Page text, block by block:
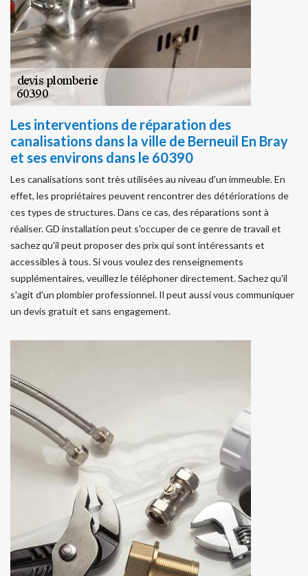
Les interventions de réparation des
canalisations dans la ville de Berneuil En Bray
et ses environs dans le 60390
Les canalisations sont très utilisées au niveau d'un immeuble. En
effet, les propriétaires peuvent rencontrer des détériorations de
ces types de structures. Dans ce cas, des réparations sont à
réaliser. GD installation peut s'occuper de ce genre de travail et
sachez qu'il peut proposer des prix qui sont intéressants et
accessibles à tous. Si vous voulez des renseignements
supplémentaires, veuillez le téléphoner directement. Sachez qu'il
s'agit d'un plombier professionnel. Il peut aussi vous communiquer
un devis gratuit et sans engagement.